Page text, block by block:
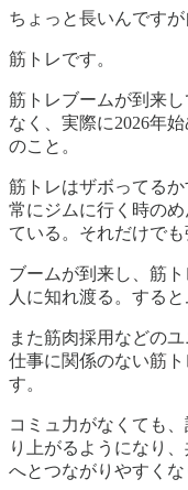
ちょっと長いんです
筋トレです。
筋トレブームが到来
なく、実際に2026年
のこと。
筋トレはザボってる
常にジムに行く時の
ている。それだけで
ブームが到来し、筋
人に知れ渡る。する
また筋肉採用などの
仕事に関係のない筋
す。
コミュ力がなくても
り上がるようになり
へとつながりやすくな